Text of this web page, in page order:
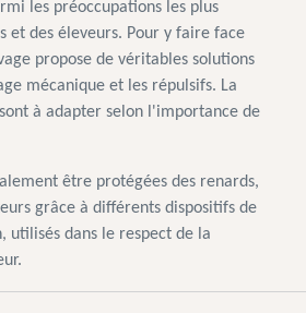
les préoccupations les plus
et des éleveurs. Pour y faire face
propose de véritables solutions
mécanique et les répulsifs. La
à adapter selon l'importance de
être protégées des renards,
grâce à différents dispositifs de
utilisés dans le respect de la